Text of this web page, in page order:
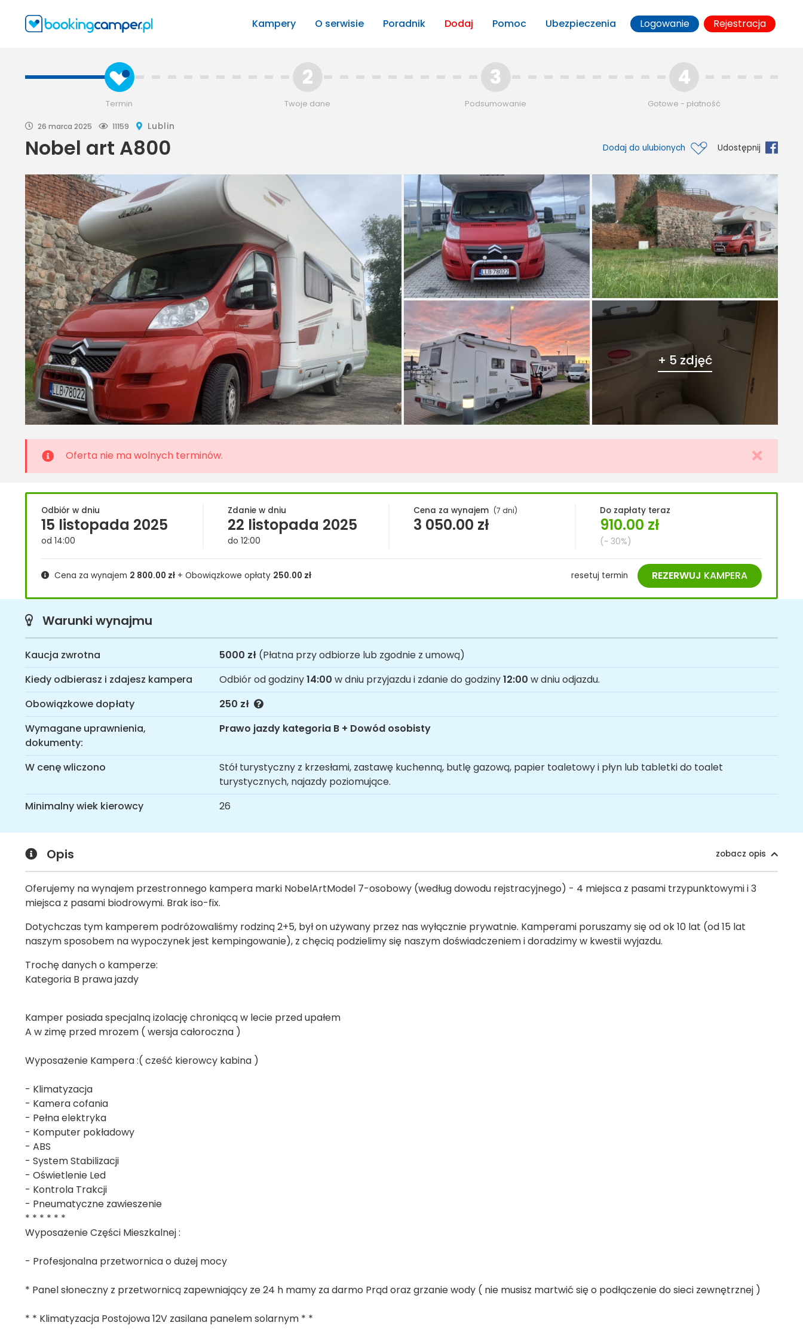
Kampery O serwisie Poradnik Dodaj Pomoc Ubezpieczenia Logowanie Rejestracja
Termin
2
Twoje dane
3
Podsumowanie
4
Gotowe - płatność
26 marca 2025 11159 Lublin
Nobel art A800 Dodaj do ulubionych Udostępnij
+ 5 zdjęć
Oferta nie ma wolnych terminów.
Odbiór w dniu
15 listopada 2025
od 14:00
Zdanie w dniu
22 listopada 2025
do 12:00
Cena za wynajem (7 dni)
3 050.00 zł
Do zapłaty teraz
910.00 zł
(~ 30%)
Cena za wynajem 2 800.00 zł + Obowiązkowe opłaty 250.00 zł resetuj termin REZERWUJ KAMPERA
Warunki wynajmu
Kaucja zwrotna 5000 zł (Płatna przy odbiorze lub zgodnie z umową)
Kiedy odbierasz i zdajesz kampera
Odbiór od godziny14:00 w dniu przyjazdu i zdanie do godziny12:00 w dniu odjazdu.
Obowiązkowe dopłaty
250 zł
Wymagane uprawnienia,
dokumenty:
Prawo jazdy kategoria B + Dowód osobisty
W cenę wliczono
Stół turystyczny z krzesłami, zastawę kuchenną, butlę gazową, papier toaletowy i płyn lub tabletki do toalet
turystycznych, najazdy poziomujące.
Minimalny wiek kierowcy
26
Opis zobacz opis
Oferujemy na wynajem przestronnego kampera marki NobelArtModel 7-osobowy (według dowodu rejstracyjnego) - 4 miejsca z pasami trzypunktowymi i 3
miejsca z pasami biodrowymi. Brak iso-fix.
Dotychczas tym kamperem podróżowaliśmy rodziną 2+5, był on używany przez nas wyłącznie prywatnie. Kamperami poruszamy się od ok 10 lat (od 15 lat
naszym sposobem na wypoczynek jest kempingowanie), z chęcią podzielimy się naszym doświadczeniem i doradzimy w kwestii wyjazdu.
Trochę danych o kamperze:
Kategoria B prawa jazdy
Kamper posiada specjalną izolację chroniącą w lecie przed upałem
A w zimę przed mrozem ( wersja całoroczna )
Wyposażenie Kampera :( cześć kierowcy kabina )
- Klimatyzacja
- Kamera cofania
- Pełna elektryka
- Komputer pokładowy
- ABS
- System Stabilizacji
- Oświetlenie Led
- Kontrola Trakcji
- Pneumatyczne zawieszenie
* * * * * *
Wyposażenie Części Mieszkalnej :
- Profesjonalna przetwornica o dużej mocy
* Panel słoneczny z przetwornicą zapewniający ze 24 h mamy za darmo Prąd oraz grzanie wody ( nie musisz martwić się o podłączenie do sieci zewnętrznej )
* * Klimatyzacja Postojowa 12V zasilana panelem solarnym * *